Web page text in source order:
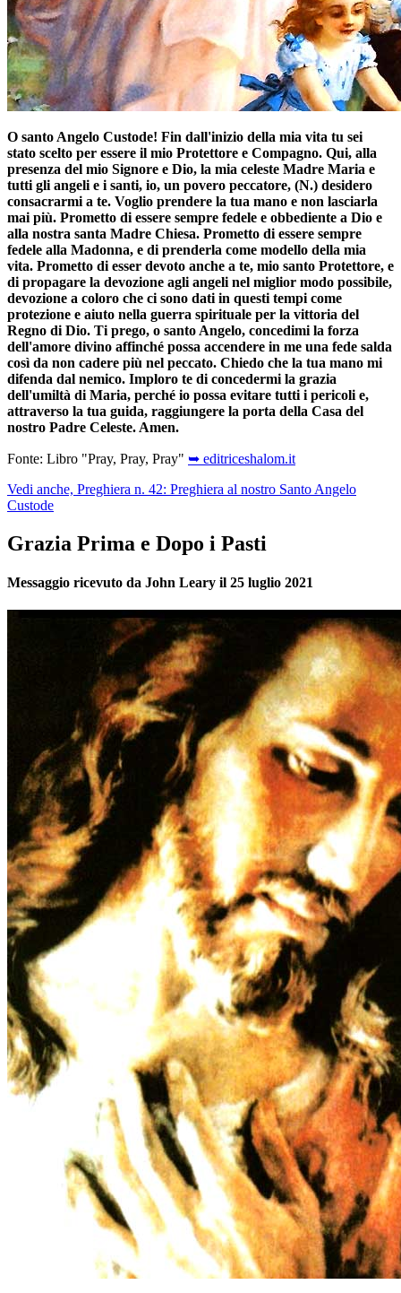
O santo Angelo Custode! Fin dall'inizio della mia vita tu sei
stato scelto per essere il mio Protettore e Compagno. Qui, alla
presenza del mio Signore e Dio, la mia celeste Madre Maria e
tutti gli angeli e i santi, io, un povero peccatore, (N.) desidero
consacrarmi a te. Voglio prendere la tua mano e non lasciarla
mai più. Prometto di essere sempre fedele e obbediente a Dio e
alla nostra santa Madre Chiesa. Prometto di essere sempre
fedele alla Madonna, e di prenderla come modello della mia
vita. Prometto di esser devoto anche a te, mio santo Protettore, e
di propagare la devozione agli angeli nel miglior modo possibile,
devozione a coloro che ci sono dati in questi tempi come
protezione e aiuto nella guerra spirituale per la vittoria del
Regno di Dio. Ti prego, o santo Angelo, concedimi la forza
dell'amore divino affinché possa accendere in me una fede salda
così da non cadere più nel peccato. Chiedo che la tua mano mi
difenda dal nemico. Imploro te di concedermi la grazia
dell'umiltà di Maria, perché io possa evitare tutti i pericoli e,
attraverso la tua guida, raggiungere la porta della Casa del
nostro Padre Celeste. Amen.
Fonte: Libro "Pray, Pray, Pray" ➥ editriceshalom.it
Vedi anche, Preghiera n. 42: Preghiera al nostro Santo Angelo
Custode
Grazia Prima e Dopo i Pasti
Messaggio ricevuto da John Leary il 25 luglio 2021